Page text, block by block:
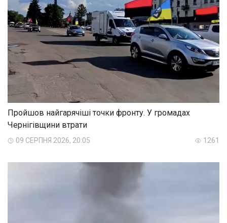
Пройшов найгарячіші точки фронту. У громадах
Чернігівщини втрати
09 СЕРПНЯ 2026, 20:05 1261